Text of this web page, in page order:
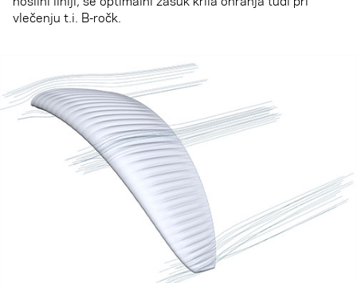
vlečenju t.i. B-ročk.